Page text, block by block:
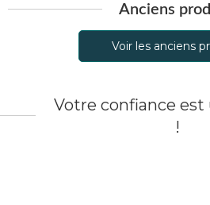
Anciens
Voir les anciens
Votre confiance
!